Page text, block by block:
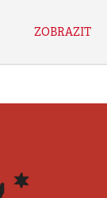
ZOBRAZIT